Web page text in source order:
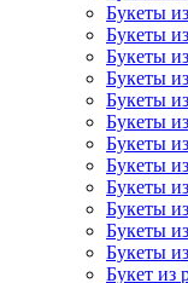
Букеты
Букеты
Букеты
Букеты
Букеты
Букеты
Букеты
Букеты
Букеты
Букеты
Букеты
Букеты
Букет из